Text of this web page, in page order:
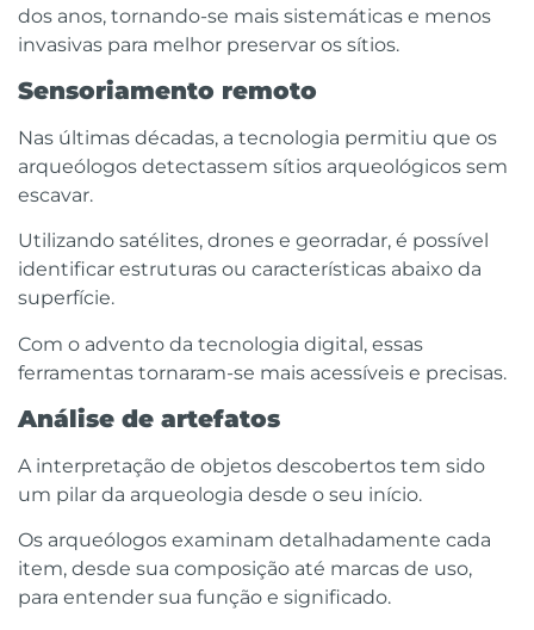
dos anos, tornando-se mais sistemáticas e menos
invasivas para melhor preservar os sítios.
Sensoriamento remoto
Nas últimas décadas, a tecnologia permitiu que os
arqueólogos detectassem sítios arqueológicos sem
escavar.
Utilizando satélites, drones e georradar, é possível
identificar estruturas ou características abaixo da
superfície.
Com o advento da tecnologia digital, essas
ferramentas tornaram-se mais acessíveis e precisas.
Análise de artefatos
A interpretação de objetos descobertos tem sido
um pilar da arqueologia desde o seu início.
Os arqueólogos examinam detalhadamente cada
item, desde sua composição até marcas de uso,
para entender sua função e significado.